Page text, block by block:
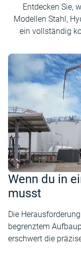
Entdecken Sie,
Modellen Stahl,
ein vollständig
Wenn du in
musst
Die
begrenztem
erschwert die